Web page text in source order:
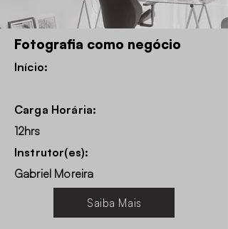
Fotografia como negócio
Início:
Carga Horária:
12hrs
Instrutor(es):
Gabriel Moreira
Saiba Mais